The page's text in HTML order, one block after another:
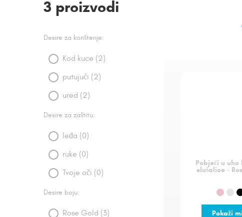
3 proizvodi
Desire za korištenje:
Kod kuce (2)
putujući (2)
ured (2)
Desire za zaštitu:
leđa (0)
ruke (0)
Tvoje oči (0)
Desire boju:
Rose Gold (3)
Pobjeći u uho
slušalice -
Pokaži